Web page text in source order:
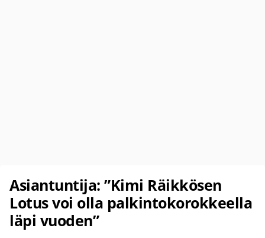
Asiantuntija: ”Kimi Räikkösen
Lotus voi olla palkintokorokkeella
läpi vuoden”